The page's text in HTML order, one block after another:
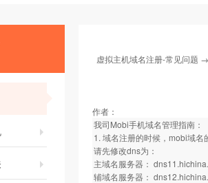
虚拟主机域名注册-常见问题
作者：
我司Mobi手机域名管理指南：
1. 域名注册的时候，mobi域
请先修改dns为：
主域名服务器：
辅域名服务器：